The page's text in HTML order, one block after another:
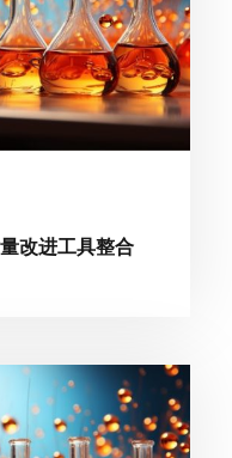
改进工具整合